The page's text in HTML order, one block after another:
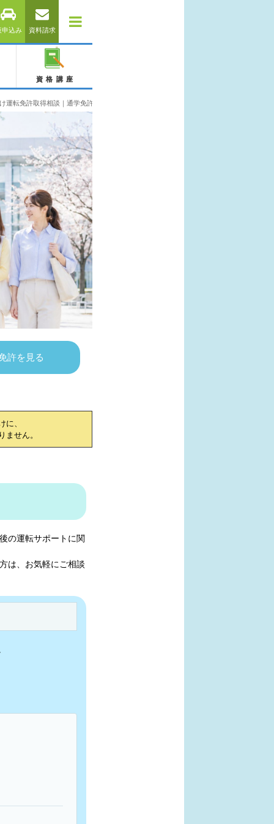
申込み 資料請求
資格講座
運転免許取得相談｜通学免許・合宿免許
許を見る
に、
せん。
の運転サポートに関
は、お気軽にご相談